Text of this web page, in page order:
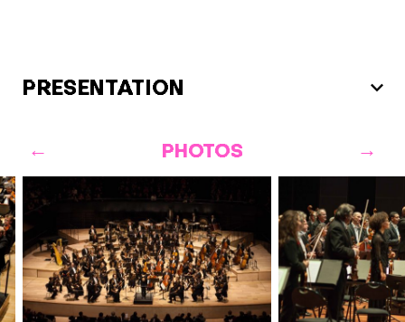
PRESENTATION
PHOTOS